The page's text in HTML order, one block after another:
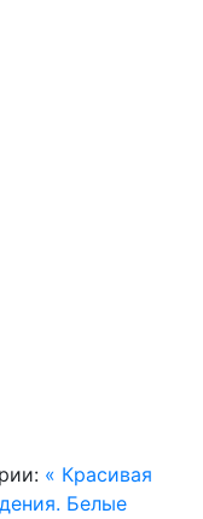
« Красивая
Белые